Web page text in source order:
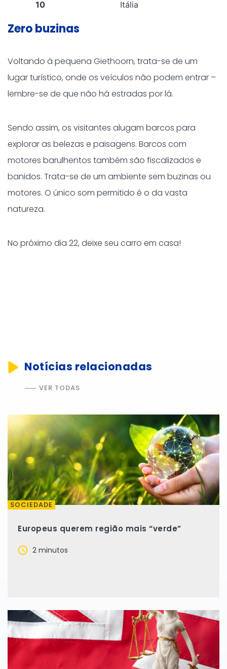
10 Itália
Zero buzinas
Voltando à pequena Giethoorn, trata-se de um
lugar turístico, onde os veículos não podem entrar –
lembre-se de que não há estradas por lá.
Sendo assim, os visitantes alugam barcos para
explorar as belezas e paisagens. Barcos com
motores barulhentos também são fiscalizados e
banidos. Trata-se de um ambiente sem buzinas ou
motores. O único som permitido é o da vasta
natureza.
No próximo dia 22, deixe seu carro em casa!
Notícias relacionadas
VER TODAS
SOCIEDADE
Europeus querem região mais “verde”
2 minutos